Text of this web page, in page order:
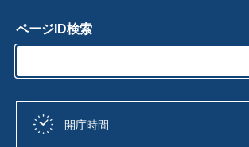
ページID検索
開庁時間